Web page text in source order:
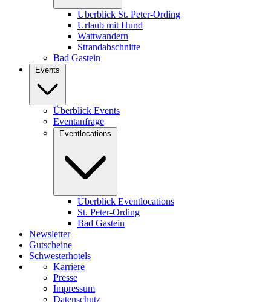
Überblick St. Peter-Ording
Urlaub mit Hund
Wattwandern
Strandabschnitte
Bad Gastein
Events
Überblick Events
Eventanfrage
Eventlocations
Überblick Eventlocations
St. Peter-Ording
Bad Gastein
Newsletter
Gutscheine
Schwesterhotels
Karriere
Presse
Impressum
Datenschutz